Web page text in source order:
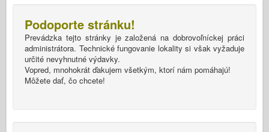
Podoporte stránku!
Prevádzka tejto stránky je založená na dobrovoľníckej práci
administrátora. Technické fungovanie lokality si však vyžaduje
určité nevyhnutné výdavky.
Vopred, mnohokrát ďakujem všetkým, ktorí nám pomáhajú!
Môžete dať, čo chcete!